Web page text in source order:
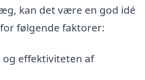
kan det være en god idé
følgende faktorer:
og effektiviteten af